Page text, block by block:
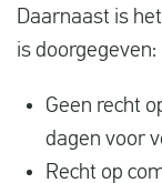
Daarnaast is
is doorgegeven:
Geen recht
dagen voor
Recht op